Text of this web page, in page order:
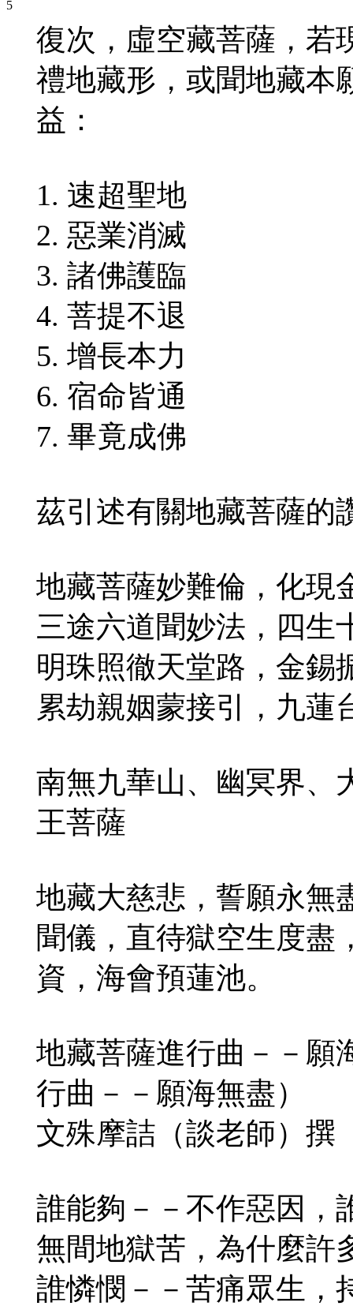
復次，虛空藏菩薩，若
禮地藏形，或聞地藏本
益：
1. 速超聖地
2. 惡業消滅
3. 諸佛護臨
4. 菩提不退
5. 增長本力
6. 宿命皆通
7. 畢竟成佛
茲引述有關地藏菩薩的
地藏菩薩妙難倫，化現
三途六道聞妙法，四生
明珠照徹天堂路，金錫
累劫親姻蒙接引，九蓮
南無九華山、幽冥界、
王菩薩
地藏大慈悲，誓願永無
聞儀，直待獄空生度盡
資，海會預蓮池。
地藏菩薩進行曲－－願
行曲－－願海無盡）
文殊摩詰（談老師）撰
誰能夠－－不作惡因，
無間地獄苦，為什麼許
誰憐憫－－苦痛眾生，